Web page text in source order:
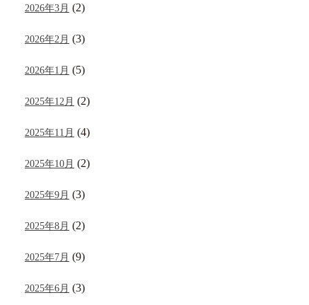
2026年3月 (2)
2026年2月 (3)
2026年1月 (5)
2025年12月 (2)
2025年11月 (4)
2025年10月 (2)
2025年9月 (3)
2025年8月 (2)
2025年7月 (9)
2025年6月 (3)